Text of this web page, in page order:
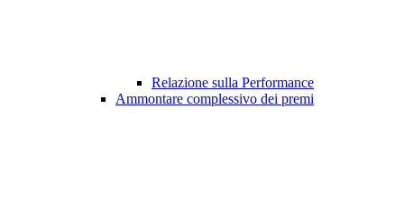
Relazione sulla Performance
Ammontare complessivo dei premi